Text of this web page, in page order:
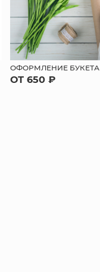
ОФОРМЛЕНИЕ БУКЕТА
ОТ 650 ₽